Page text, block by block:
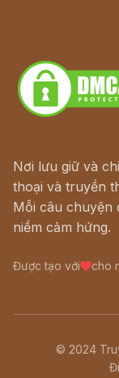
Nơi lưu giữ và
thoại và truyền
Mỗi câu chuyện
niềm cảm hứng.
Được tạo với cho
© 2024